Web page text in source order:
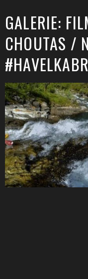
GALERIE:
CHOUTAS /